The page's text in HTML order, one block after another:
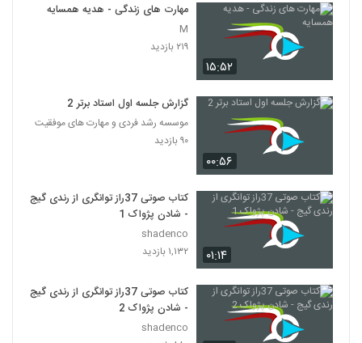
۱۵:۵۲
مهارت های زندگی - هدیه همسایه
M
۲۱۹ بازدید
۰۰:۵۶
گزارش جلسه اول استاد برتر 2
موسسه رشد فردی و مهارت های موفقیت
۹۰ بازدید
۰۱:۱۴
کتاب صوتی 37راز توانگری از رندی گیج
- شادن پژواک 1
shadenco
۱,۱۳۲ بازدید
کتاب صوتی 37راز توانگری از رندی گیج
- شادن پژواک 2
shadenco